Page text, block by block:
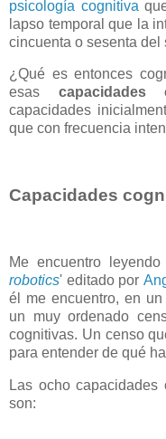
psicología cognitiva
lapso temporal que la
cincuenta o sesenta del
¿Qué es entonces
esas capacidades
capacidades
que con frecuencia
Capacidades
Me encuentro
robotics' editado por
él me encuentro, en
un muy ordenado
cognitivas. Un censo
para entender de qué
Las ocho
son: